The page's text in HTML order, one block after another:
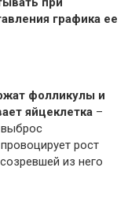
графика ее
фолликулы и
яйцеклетка –
выброс
рост
из него